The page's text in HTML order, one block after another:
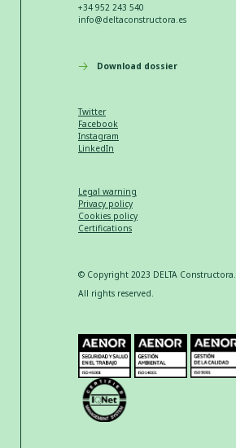
+34 952 243 540
info@deltaconstructora.es
Download dossier
Twitter
Facebook
Instagram
LinkedIn
Legal warning
Privacy policy
Cookies policy
Certifications
© Copyright 2023 DELTA Constructora.
All rights reserved.